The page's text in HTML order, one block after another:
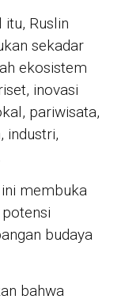
Ruslin
sekadar
ekosistem
inovasi
pariwisata,
industri,
membuka
budaya
bahwa